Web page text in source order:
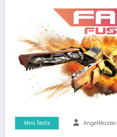
Mini Tests AngelMaster